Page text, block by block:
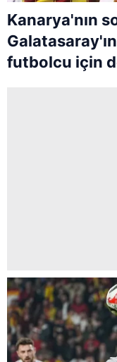
Kanarya'nın
futbolcu için